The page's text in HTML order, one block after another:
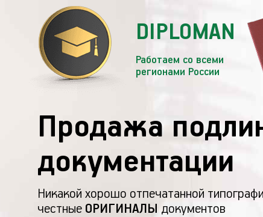
DIPLOMAN
Работаем со всеми
регионами России
Продажа
документации
Никакой хорошо отпечатанной
честные ОРИГИНАЛЫ документов